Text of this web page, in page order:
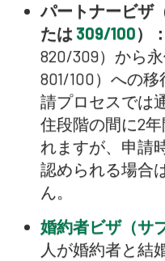
パートナービザ
たは 309/100）：
820/309）から
801/100）への
請プロセスでは
住段階の間に2
れますが、申請
認められる場合
ん。
婚約者ビザ（サ
人が婚約者と結